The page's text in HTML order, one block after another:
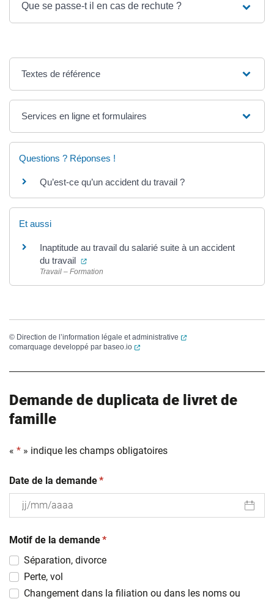
Que se passe-t il en cas de rechute ?
Textes de référence
Services en ligne et formulaires
Questions ? Réponses !
Qu’est-ce qu’un accident du travail ?
Et aussi
Inaptitude au travail du salarié suite à un accident
du travail
(ouverture dans un nouvel onglet)
Travail – Formation
© Direction de l’information légale et administrative
(ouverture dans un
comarquage developpé par baseo.io (ouverture dans un nouvel onglet)
Demande de duplicata de livret de
famille
« * » indique les champs obligatoires
Date de la demande(obligatoire)
*
slash
MM
slash
AAAA
Motif de la demande(obligatoire)
*
Séparation, divorce
Perte, vol
Changement dans la filiation ou dans les noms ou